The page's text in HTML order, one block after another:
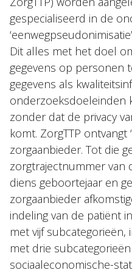
gespecialiseerd in de
Dit alles met het doel
gegevens op personen
gegevens als
onderzoeksdoeleinden
zonder dat de privacy
komt. ZorgTTP ontvangt
zorgaanbieder. Tot die
zorgtrajectnummer van
diens geboortejaar en
zorgaanbieder
indeling van de patiënt
met vijf
met drie
sociaaleconomische-